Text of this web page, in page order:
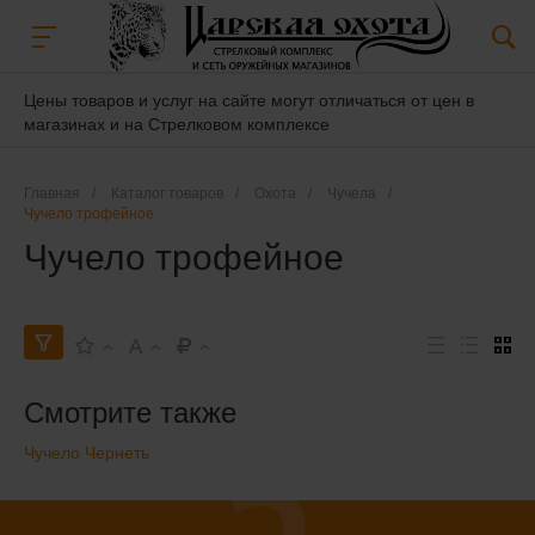
Цены товаров и услуг на сайте могут отличаться от цен в
магазинах и на Стрелковом комплексе
Главная Каталог товаров Охота Чучела
Чучело трофейное
Чучело трофейное
A
Смотрите также
Чучело Чернеть